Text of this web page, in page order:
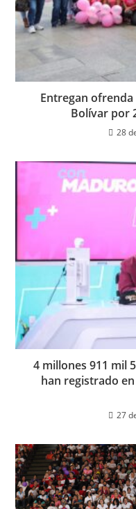
Entregan
Bolívar por
28
4 millones 911 mil
han registrado
27